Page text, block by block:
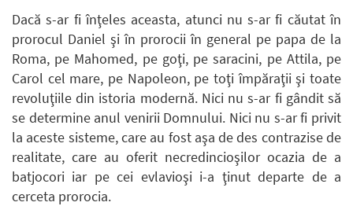
Dacă s-ar fi înţeles aceasta, atunci nu s-ar fi căutat în
prorocul Daniel şi în prorocii în general pe papa de la
Roma, pe Mahomed, pe goţi, pe saracini, pe Attila, pe
Carol cel mare, pe Napoleon, pe toţi împăraţii şi toate
revoluţiile din istoria modernă. Nici nu s-ar fi gândit să
se determine anul venirii Domnului. Nici nu s-ar fi privit
la aceste sisteme, care au fost aşa de des contrazise de
realitate, care au oferit necredincioşilor ocazia de a
batjocori iar pe cei evlavioşi i-a ţinut departe de a
cerceta prorocia.